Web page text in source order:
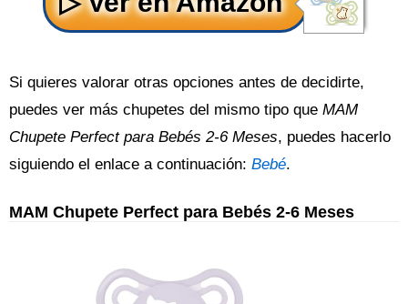
Si quieres valorar otras opciones antes de decidirte,
puedes ver más chupetes del mismo tipo que MAM
Chupete Perfect para Bebés 2-6 Meses, puedes hacerlo
siguiendo el enlace a continuación: Bebé.
MAM Chupete Perfect para Bebés 2-6 Meses